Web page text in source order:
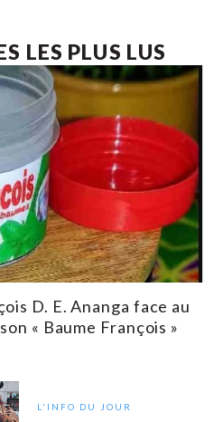
LES PLUS LUS
D. E. Ananga face au
« Baume François »
L'INFO DU JOUR